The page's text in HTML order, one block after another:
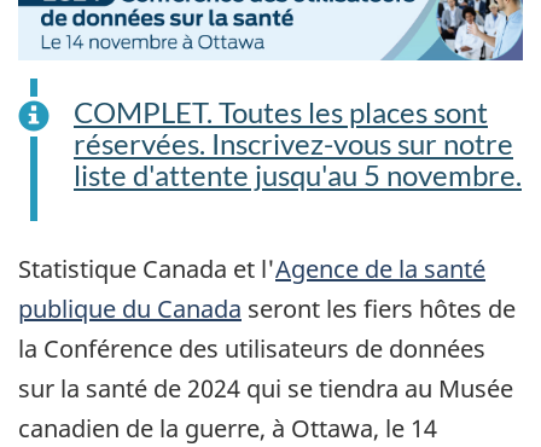
COMPLET. Toutes les places sont
réservées. Inscrivez-vous sur notre
liste d'attente jusqu'au 5 novembre.
Statistique Canada et l'Agence de la santé
publique du Canada seront les fiers hôtes de
la Conférence des utilisateurs de données
sur la santé de 2024 qui se tiendra au Musée
canadien de la guerre, à Ottawa, le 14